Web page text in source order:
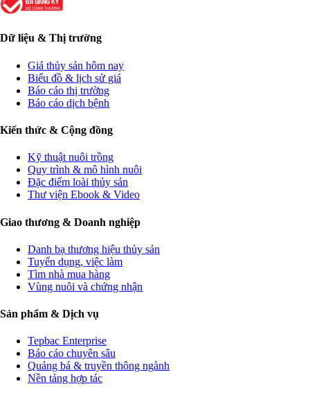
Dữ liệu & Thị trường
Giá thủy sản hôm nay
Biểu đồ & lịch sử giá
Báo cáo thị trường
Báo cáo dịch bệnh
Kiến thức & Cộng đồng
Kỹ thuật nuôi trồng
Quy trình & mô hình nuôi
Đặc điểm loài thủy sản
Thư viện Ebook & Video
Giao thương & Doanh nghiệp
Danh bạ thương hiệu thủy sản
Tuyển dụng, việc làm
Tìm nhà mua hàng
Vùng nuôi và chứng nhận
Sản phẩm & Dịch vụ
Tepbac Enterprise
Báo cáo chuyên sâu
Quảng bá & truyền thông ngành
Nền tảng hợp tác